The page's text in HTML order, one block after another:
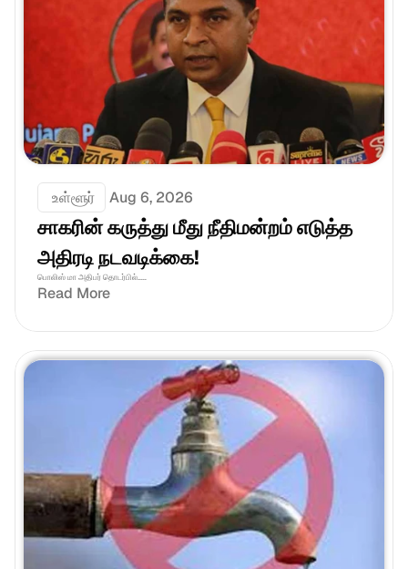
உள்ளூர் Aug 6, 2026
சாகரின் கருத்து மீது நீதிமன்றம் எடுத்த
அதிரடி நடவடிக்கை!
பொலிஸ் மா அதிபர் தொடர்பில்.....
Read More